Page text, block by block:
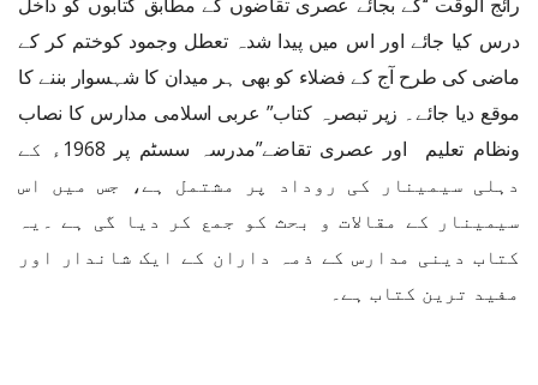
درس کیا جائے اور اس میں پیدا شدہ تعطل وجمود کوختم کر کے
ماضی کی طرح آج کے فضلاء کو بھی ہر میدان کا شہسوار بننے کا
موقع دیا جائے۔ زیر تبصرہ کتاب” عربی اسلامی مدارس کا نصاب
ونظام تعلیم اور عصری تقاضے”مدرسہ سسٹم پر 1968ء کے
دہلی سیمینار کی روداد پر مشتمل ہے، جس میں اس
سیمینار کے مقالات و بحث کو جمع کر دیا گی ہے ۔یہ
کتاب دینی مدارس کے ذمہ داران کے ایک شاندار اور
مفید ترین کتاب ہے۔